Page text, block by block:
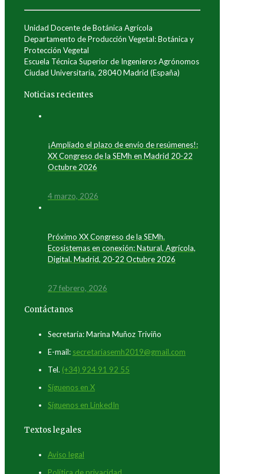
Unidad Docente de Botánica Agrícola
Departamento de Producción Vegetal: Botánica y
Protección Vegetal
Escuela Técnica Superior de Ingenieros Agrónomos
Ciudad Universitaria, 28040 Madrid (España)
Noticias recientes
¡Ampliado el plazo de envío de resúmenes!:
XX Congreso de la SEMh en Madrid 20-22
Octubre 2026
4 marzo, 2026
Próximo XX Congreso de la SEMh.
Ecosistemas en conexión: Natural, Agrícola,
Digital. Madrid, 20-22 Octubre 2026
27 febrero, 2026
Contáctanos
Secretaría: Marina Muñoz Triviño
E-mail: secretariasemh2019@gmail.com
Tel. (+34) 924 91 92 55
Síguenos en X
Síguenos en LinkedIn
Textos legales
Aviso legal